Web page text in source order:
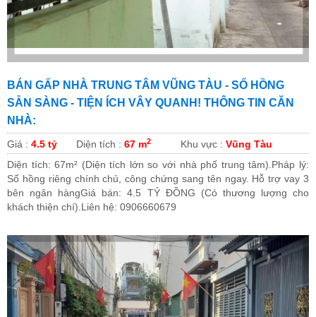
BÁN GẤP NHÀ TRUNG TÂM VŨNG TÀU - SỔ HỒNG
SẴN SÀNG - TIỆN ÍCH VÂY QUANH! ​THÔNG TIN CĂN
NHÀ:
Giá : 4.5 tỷ Diện tích : 67 m2 Khu vực : Vũng Tàu
​Diện tích: 67m² (Diện tích lớn so với nhà phố trung tâm).​Pháp lý:
Sổ hồng riêng chính chủ, công chứng sang tên ngay. Hỗ trợ vay 3
bên ngân hàng​Giá bán: 4.5 TỶ ĐỒNG (Có thương lượng cho
khách thiện chí).​Liên hệ: 0906660679